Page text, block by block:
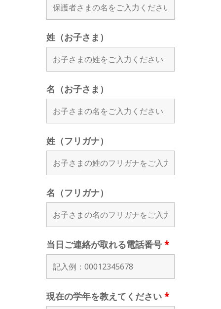
姓（お子さま）
名（お子さま）
姓（フリガナ）
名（フリガナ）
当日ご連絡が取れる電話番号 *
現在の学年を教えてください *